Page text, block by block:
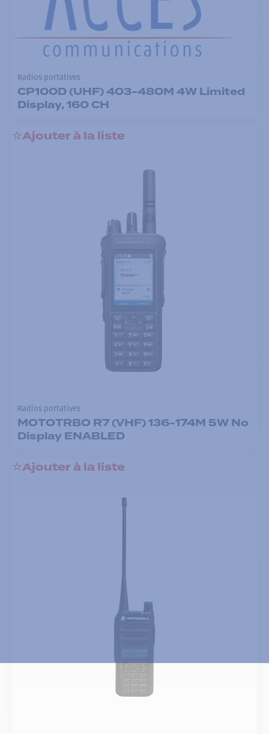
Radios portatives
CP100D (UHF) 403-480M 4W Limited
Display, 160 CH
Ajouter à la liste
Radios portatives
MOTOTRBO R7 (VHF) 136-174M 5W No
Display ENABLED
Ajouter à la liste